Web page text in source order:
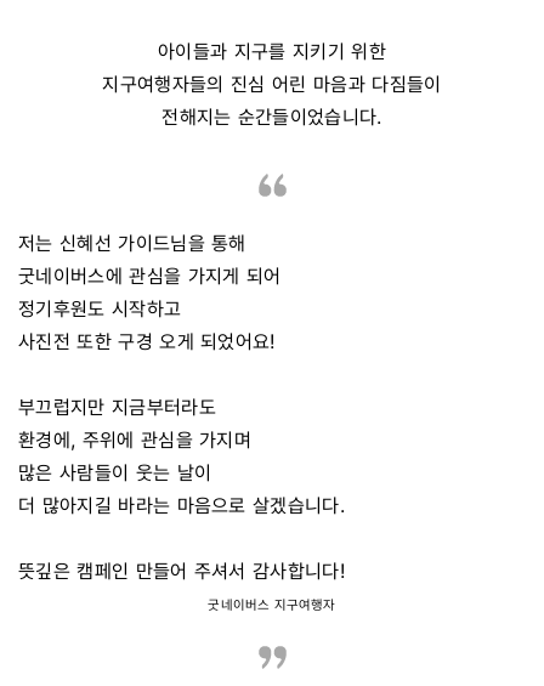
아이들과 지구를 지키기 위한
지구여행자들의 진심 어린 마음과 다짐들이
전해지는 순간들이었습니다.
저는 신혜선 가이드님을 통해
굿네이버스에 관심을 가지게 되어
정기후원도 시작하고
사진전 또한 구경 오게 되었어요!
부끄럽지만 지금부터라도
환경에, 주위에 관심을 가지며
많은 사람들이 웃는 날이
더 많아지길 바라는 마음으로 살겠습니다.
뜻깊은 캠페인 만들어 주셔서 감사합니다!
굿네이버스 지구여행자